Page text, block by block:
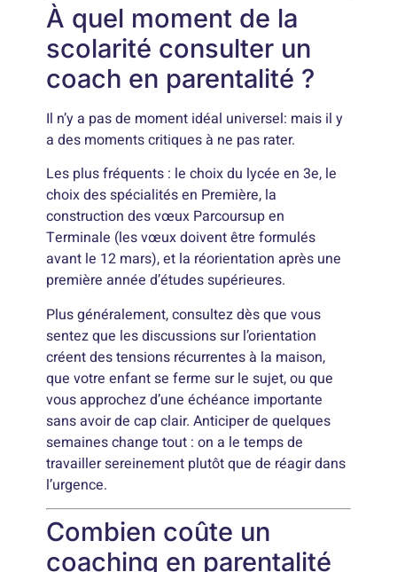
À quel moment de la
scolarité consulter un
coach en parentalité ?
Il n’y a pas de moment idéal universel: mais il y
a des moments critiques à ne pas rater.
Les plus fréquents : le choix du lycée en 3e, le
choix des spécialités en Première, la
construction des vœux Parcoursup en
Terminale (les vœux doivent être formulés
avant le 12 mars), et la réorientation après une
première année d’études supérieures.
Plus généralement, consultez dès que vous
sentez que les discussions sur l’orientation
créent des tensions récurrentes à la maison,
que votre enfant se ferme sur le sujet, ou que
vous approchez d’une échéance importante
sans avoir de cap clair. Anticiper de quelques
semaines change tout : on a le temps de
travailler sereinement plutôt que de réagir dans
l’urgence.
Combien coûte un
coaching en parentalité